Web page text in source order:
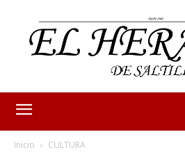
Inicio CULTURA